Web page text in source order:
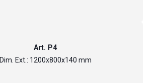
Art. P4
Dim. Ext.: 1200x800x140 mm